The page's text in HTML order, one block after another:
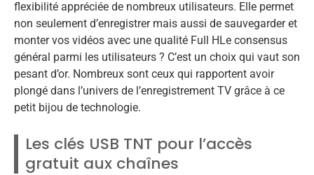
flexibilité appréciée de nombreux utilisateurs. Elle permet
non seulement d’enregistrer mais aussi de sauvegarder et
monter vos vidéos avec une qualité Full HLe consensus
général parmi les utilisateurs ? C’est un choix qui vaut son
pesant d’or. Nombreux sont ceux qui rapportent avoir
plongé dans l’univers de l’enregistrement TV grâce à ce
petit bijou de technologie.
Les clés USB TNT pour l’accès
gratuit aux chaînes